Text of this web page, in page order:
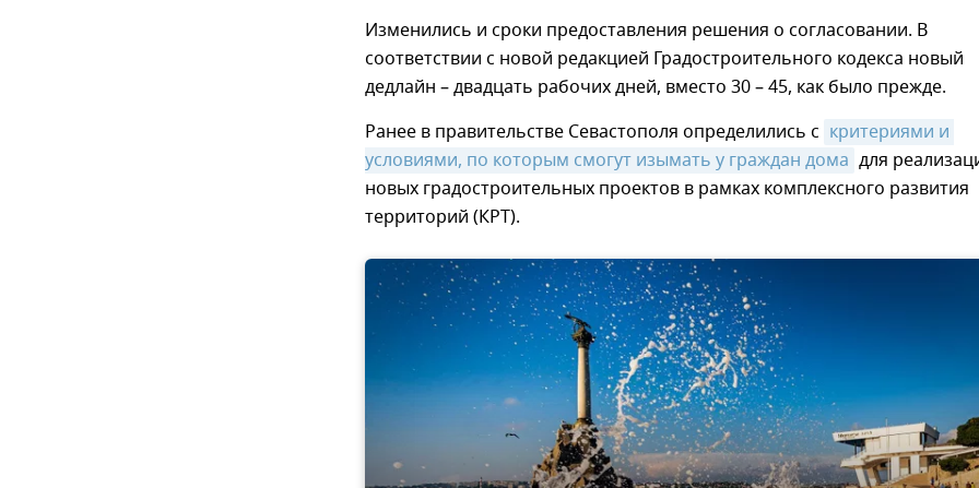
Изменились и сроки предоставления решения о согласовании. В
соответствии с новой редакцией Градостроительного кодекса новый
дедлайн – двадцать рабочих дней, вместо 30 – 45, как было прежде.
Ранее в правительстве Севастополя определились с критериями и
условиями, по которым смогут изымать у граждан дома для
новых градостроительных проектов в рамках комплексного развития
территорий (КРТ).